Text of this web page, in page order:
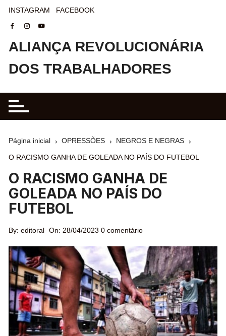
INSTAGRAM FACEBOOK
ALIANÇA REVOLUCIONÁRIA
DOS TRABALHADORES
Página inicial OPRESSÕES NEGROS E NEGRAS
O RACISMO GANHA DE GOLEADA NO PAÍS DO FUTEBOL
O RACISMO GANHA DE
GOLEADA NO PAÍS DO
FUTEBOL
By: editoral On: 28/04/2023 0 comentário